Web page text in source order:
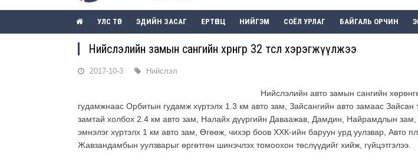
УЛС ТӨР ЭДИЙН ЗАСАГ ЕРТӨНЦ НИЙГЭМ СОЁЛ УРЛАГ БАЙГАЛЬ ОРЧИН
Нийслэлийн замын сангийн хөрөнгөөр 32 төсөл хэрэгжүүлжээ
2017-10-3 Нийслэл
Нийслэлийн авто замын сангийн
гудамжнаас Орбитын гудамж хүртэлх 1.3 км авто зам, Зайсангийн авто замаас Зайсан
замтай холбох 2.4 км авто зам, Налайх дүүргийн Даваажав, Дамдин, Найрамдлын
эмнэлэг хүртэлх 1 км авто зам, Өгөөж, чихэр боов ХХК-ийн баруун урд уулзвар, Авто
Жавзандамбын уулзварыг өргөтгөн шинэчлэх томоохон төслүүдийг хийж, гүйцэтгэлээ.